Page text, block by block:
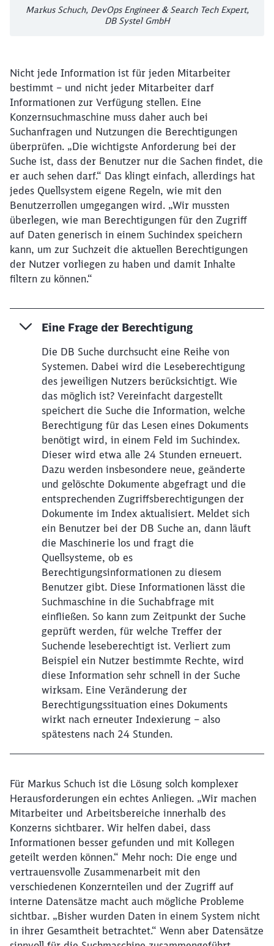
Markus Schuch, DevOps Engineer & Search Tech Expert,
DB Systel GmbH
Nicht jede Information ist für jeden Mitarbeiter
bestimmt – und nicht jeder Mitarbeiter darf
Informationen zur Verfügung stellen. Eine
Konzernsuchmaschine muss daher auch bei
Suchanfragen und Nutzungen die Berechtigungen
überprüfen. „Die wichtigste Anforderung bei der
Suche ist, dass der Benutzer nur die Sachen findet, die
er auch sehen darf.“ Das klingt einfach, allerdings hat
jedes Quellsystem eigene Regeln, wie mit den
Benutzerrollen umgegangen wird. „Wir mussten
überlegen, wie man Berechtigungen für den Zugriff
auf Daten generisch in einem Suchindex speichern
kann, um zur Suchzeit die aktuellen Berechtigungen
der Nutzer vorliegen zu haben und damit Inhalte
filtern zu können.“
Eine Frage der Berechtigung
Die DB Suche durchsucht eine Reihe von
Systemen. Dabei wird die Leseberechtigung
des jeweiligen Nutzers berücksichtigt. Wie
das möglich ist? Vereinfacht dargestellt
speichert die Suche die Information, welche
Berechtigung für das Lesen eines Dokuments
benötigt wird, in einem Feld im Suchindex.
Dieser wird etwa alle 24 Stunden erneuert.
Dazu werden insbesondere neue, geänderte
und gelöschte Dokumente abgefragt und die
entsprechenden Zugriffsberechtigungen der
Dokumente im Index aktualisiert. Meldet sich
ein Benutzer bei der DB Suche an, dann läuft
die Maschinerie los und fragt die
Quellsysteme, ob es
Berechtigungsinformationen zu diesem
Benutzer gibt. Diese Informationen lässt die
Suchmaschine in die Suchabfrage mit
einfließen. So kann zum Zeitpunkt der Suche
geprüft werden, für welche Treffer der
Suchende leseberechtigt ist. Verliert zum
Beispiel ein Nutzer bestimmte Rechte, wird
diese Information sehr schnell in der Suche
wirksam. Eine Veränderung der
Berechtigungssituation eines Dokuments
wirkt nach erneuter Indexierung – also
spätestens nach 24 Stunden.
Für Markus Schuch ist die Lösung solch komplexer
Herausforderungen ein echtes Anliegen. „Wir machen
Mitarbeiter und Arbeitsbereiche innerhalb des
Konzerns sichtbarer. Wir helfen dabei, dass
Informationen besser gefunden und mit Kollegen
geteilt werden können.“ Mehr noch: Die enge und
vertrauensvolle Zusammenarbeit mit den
verschiedenen Konzernteilen und der Zugriff auf
interne Datensätze macht auch mögliche Probleme
sichtbar. „Bisher wurden Daten in einem System nicht
in ihrer Gesamtheit betrachtet.“ Wenn aber Datensätze
Schließen
Möchten Sie zuweitergeleitet
werden?
Abbrechen Weiter